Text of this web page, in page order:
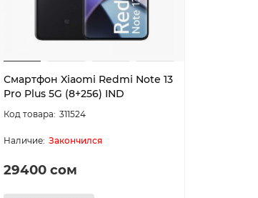
Смартфон Xiaomi Redmi Note 13
Pro Plus 5G (8+256) IND
311524
Закончился
29400 сом
Обычно отвечаем за минуту
Powered by